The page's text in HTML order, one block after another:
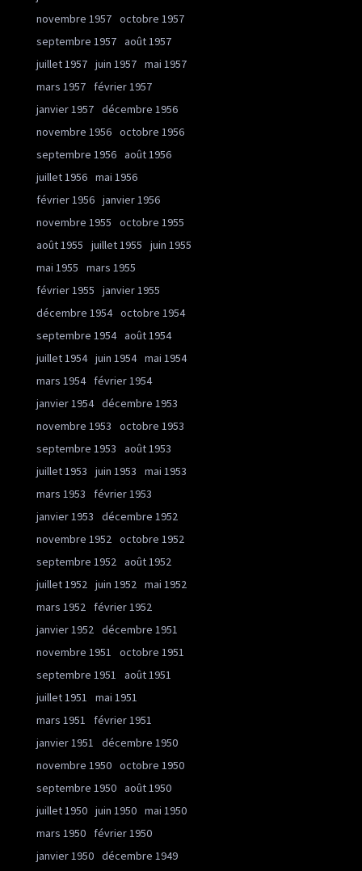
novembre 1957 octobre 1957
septembre 1957 août 1957
juillet 1957 juin 1957 mai 1957
mars 1957
février 1957
janvier 1957 décembre 1956
novembre 1956 octobre 1956
septembre 1956 août 1956
juillet 1956 mai 1956
février 1956 janvier 1956
novembre 1955
octobre 1955
août 1955
juillet 1955
juin 1955
mai 1955
mars 1955
février 1955
janvier 1955
décembre 1954 octobre 1954
septembre 1954 août 1954
juillet 1954 juin 1954 mai 1954
mars 1954
février 1954
janvier 1954 décembre 1953
novembre 1953
octobre 1953
septembre 1953
août 1953
juillet 1953
juin 1953
mai 1953
mars 1953
février 1953
janvier 1953
décembre 1952
novembre 1952 octobre 1952
septembre 1952 août 1952
juillet 1952 juin 1952 mai 1952
mars 1952
février 1952
janvier 1952 décembre 1951
novembre 1951
octobre 1951
septembre 1951
août 1951
juillet 1951
mai 1951
mars 1951
février 1951
janvier 1951
décembre 1950
novembre 1950 octobre 1950
septembre 1950 août 1950
juillet 1950 juin 1950 mai 1950
mars 1950
février 1950
janvier 1950 décembre 1949